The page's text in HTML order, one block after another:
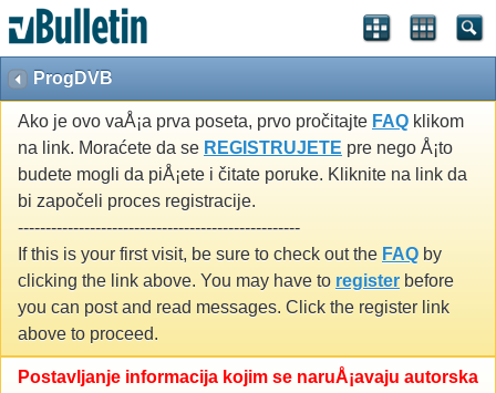
ProgDVB
Ako je ovo vaÅ¡a prva poseta, prvo pročitajte FAQ klikom
na link. Moraćete da se REGISTRUJETE pre nego Å¡to
budete mogli da piÅ¡ete i čitate poruke. Kliknite na link da
bi započeli proces registracije.
---------------------------------------------------
If this is your first visit, be sure to check out the FAQ by
clicking the link above. You may have to register before
you can post and read messages. Click the register link
above to proceed.
Postavljanje informacija kojim se naruÅ¡avaju autorska